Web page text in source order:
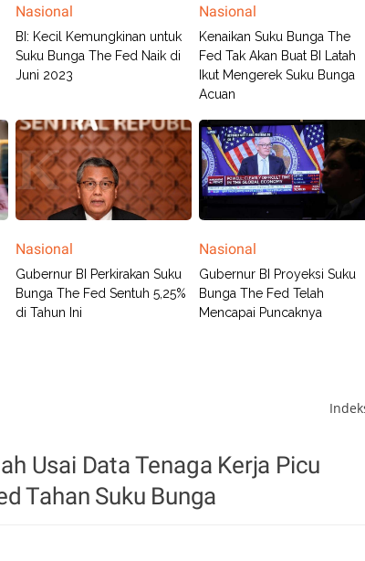
Nasional
BI: Kecil Kemungkinan untuk
Suku Bunga The Fed Naik di
Juni 2023
Nasional
Kenaikan Suku Bunga The
Fed Tak Akan Buat BI Latah
Ikut Mengerek Suku Bunga
Acuan
Nasional
Gubernur BI Perkirakan Suku
Bunga The Fed Sentuh 5,25%
di Tahun Ini
Nasional
Gubernur BI Proyeksi Suku
Bunga The Fed Telah
Mencapai Puncaknya
Usai Data Tenaga Kerja Picu
Tahan Suku Bunga